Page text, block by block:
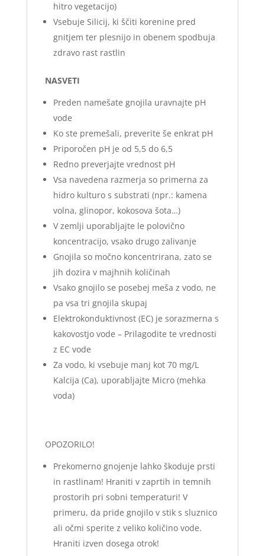
hitro vegetacijo)
Vsebuje Silicij, ki ščiti korenine pred
gnitjem ter plesnijo in obenem spodbuja
zdravo rast rastlin
NASVETI
Preden namešate gnojila uravnajte pH
vode
Ko ste premešali, preverite še enkrat pH
Priporočen pH je od 5,5 do 6,5
Redno preverjajte vrednost pH
Vsa navedena razmerja so primerna za
hidro kulturo s substrati (npr.: kamena
volna, glinopor, kokosova šota…)
V zemlji uporabljajte le polovično
koncentracijo, vsako drugo zalivanje
Gnojila so močno koncentrirana, zato se
jih dozira v majhnih količinah
Vsako gnojilo se posebej meša z vodo, ne
pa vsa tri gnojila skupaj
Elektrokonduktivnost (EC) je sorazmerna s
kakovostjo vode – Prilagodite te vrednosti
z EC vode
Za vodo, ki vsebuje manj kot 70 mg/L
Kalcija (Ca), uporabljajte Micro (mehka
voda)
OPOZORILO!
Prekomerno gnojenje lahko škoduje prsti
in rastlinam! Hraniti v zaprtih in temnih
prostorih pri sobni temperaturi! V
primeru, da pride gnojilo v stik s sluznico
ali očmi sperite z veliko količino vode.
Hraniti izven dosega otrok!